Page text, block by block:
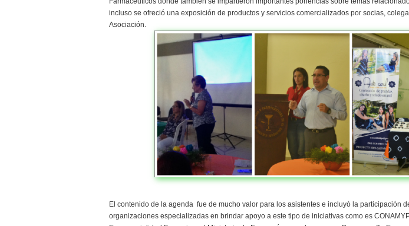
incluso se ofreció una exposición de productos y servicios comercializados por socias,
Asociación.
El contenido de la agenda fue de mucho valor para los asistentes e incluyó la participación
organizaciones especializadas en brindar apoyo a este tipo de iniciativas como es